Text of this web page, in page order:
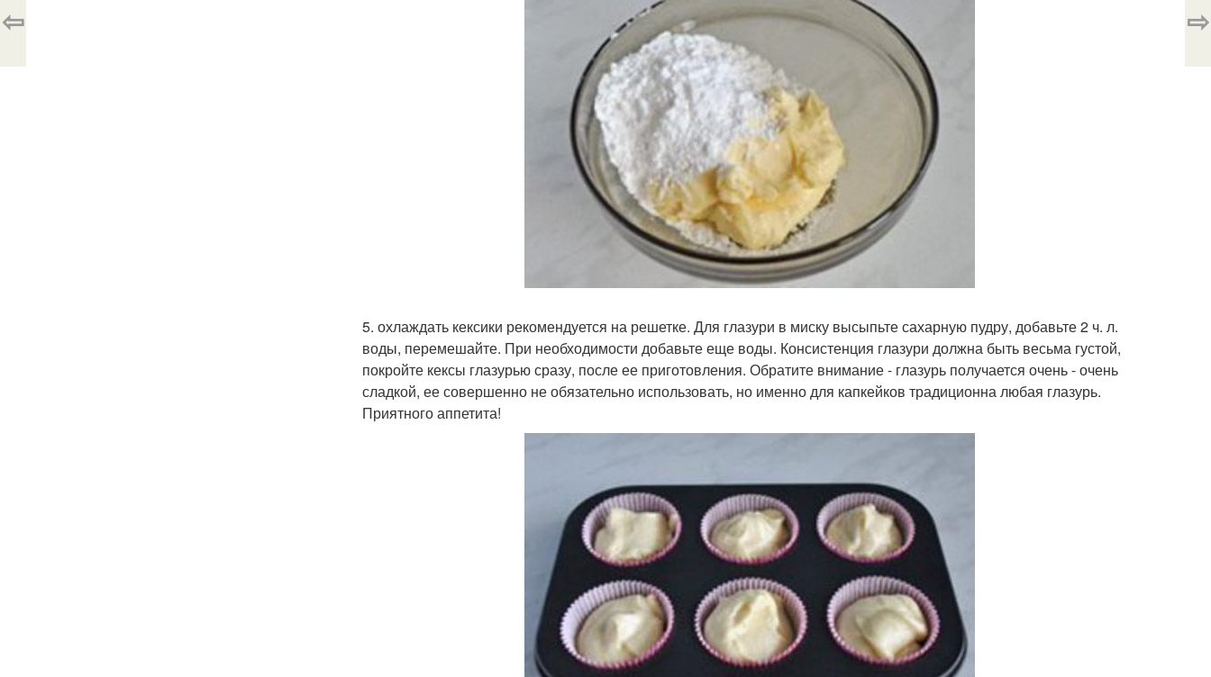
5. охлаждать кексики рекомендуется на решетке. Для глазури в миску высыпьте сахарную пудру, добавьте 2 ч. л.
воды, перемешайте. При необходимости добавьте еще воды. Консистенция глазури должна быть весьма густой,
покройте кексы глазурью сразу, после ее приготовления. Обратите внимание - глазурь получается очень - очень
сладкой, ее совершенно не обязательно использовать, но именно для капкейков традиционна любая глазурь.
Приятного аппетита!
⇦ ⇨